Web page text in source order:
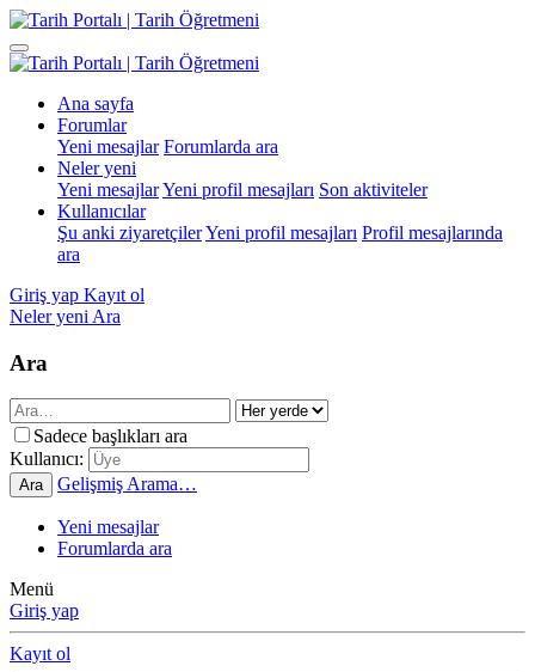
Ana sayfa
Forumlar
Yeni mesajlar Forumlarda ara
Neler yeni
Yeni mesajlarYeni profil mesajları Son aktiviteler
Kullanıcılar
Şu anki ziyaretçilerYeni profil mesajları Profil mesajlarında
ara
Giriş yap Kayıt ol
Neler yeni Ara
Ara
Sadece başlıkları ara
Kullanıcı:
Ara Gelişmiş Arama…
Yeni mesajlar
Forumlarda ara
Menü
Giriş yap
Kayıt ol